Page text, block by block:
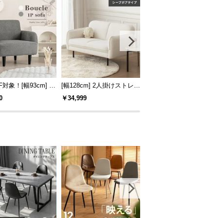
対象！[幅93cm] 1
ァ
[幅128cm] 2人掛けストレー
トソファ シープボアタイプ
￥34,999